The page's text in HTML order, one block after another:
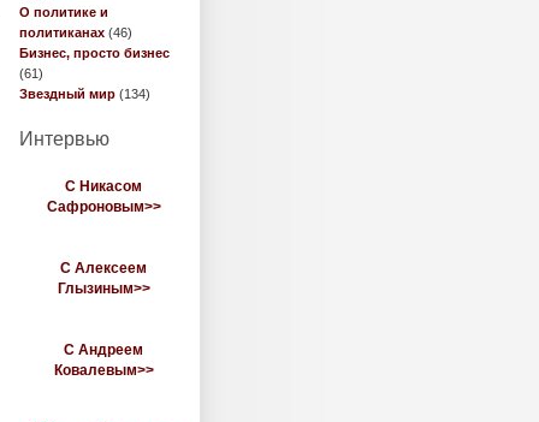
О политике и
политиканах (46)
Бизнес, просто бизнес
(61)
Звездный мир (134)
Интервью
С Никасом
Сафроновым>>
С Алексеем
Глызиным>>
С Андреем
Ковалевым>>